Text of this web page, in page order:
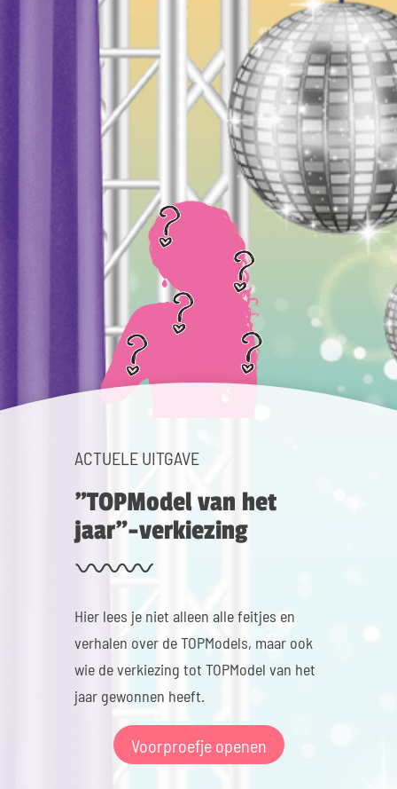
ACTUELE UITGAVE
"TOPModel van het
jaar"-verkiezing
Hier lees je niet alleen alle feitjes en
verhalen over de TOPModels, maar ook
wie de verkiezing tot TOPModel van het
jaar gewonnen heeft.
Voorproefje openen